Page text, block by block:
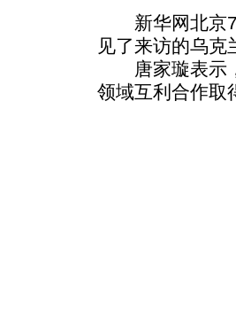
新华网北京7
见了来访的乌
唐家璇表示，
领域互利合作取